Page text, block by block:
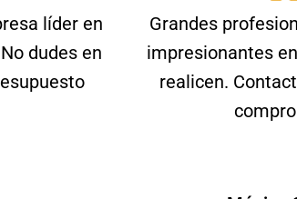
líder en
dudes en
Grandes
impresionantes
realicen.